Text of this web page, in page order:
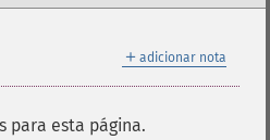
＋ adicionar nota
para esta página.